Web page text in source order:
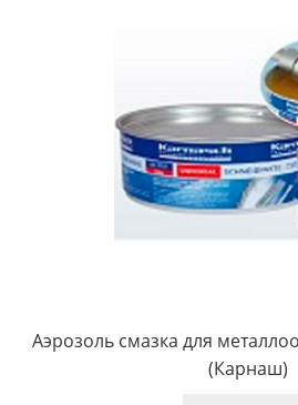
Аэрозоль смазка для
(Карнаш)